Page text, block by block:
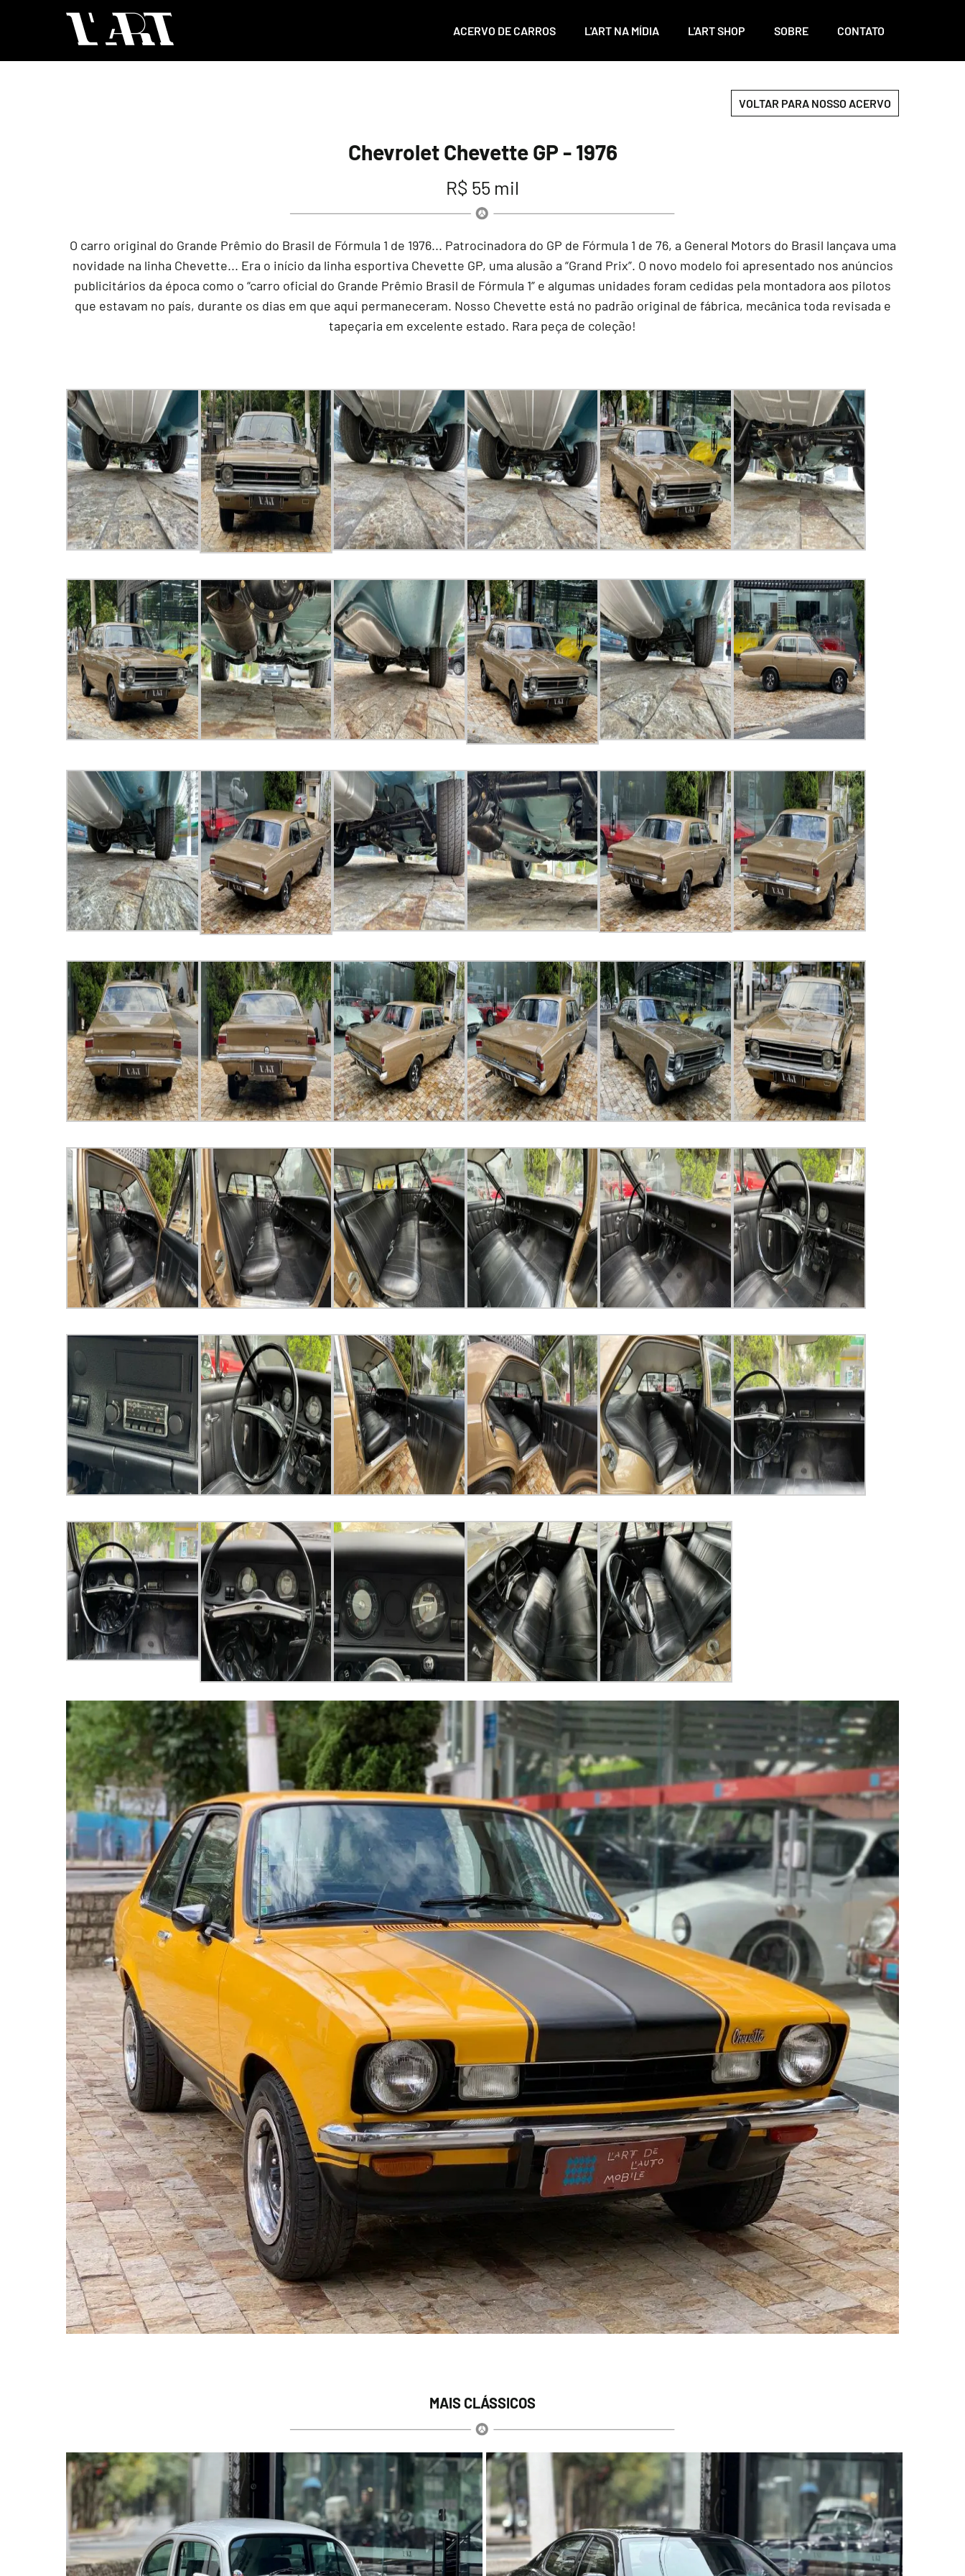
ACERVO DE CARROS L'ART NA MÍDIA L'ART SHOP SOBRE CONTATO
VOLTAR PARA NOSSO ACERVO
Chevrolet Chevette GP - 1976
R$ 55 mil
O carro original do Grande Prêmio do Brasil de Fórmula 1 de 1976... Patrocinadora do GP de Fórmula 1 de 76, a General Motors do Brasil lançava uma
novidade na linha Chevette... Era o início da linha esportiva Chevette GP, uma alusão a “Grand Prix”. O novo modelo foi apresentado nos anúncios
publicitários da época como o “carro oficial do Grande Prêmio Brasil de Fórmula 1” e algumas unidades foram cedidas pela montadora aos pilotos
que estavam no país, durante os dias em que aqui permaneceram. Nosso Chevette está no padrão original de fábrica, mecânica toda revisada e
tapeçaria em excelente estado. Rara peça de coleção!
MAIS CLÁSSICOS